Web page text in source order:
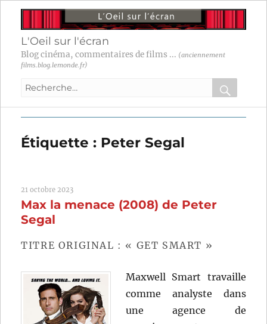
L'Oeil sur l'écran
Blog cinéma, commentaires de films ... (anciennement
films.blog.lemonde.fr)
Recherche
:
OK
Étiquette : Peter Segal
21 octobre 2023
Max la menace (2008) de Peter
Segal
TITRE ORIGINAL : « GET SMART »
Maxwell Smart travaille
comme analyste dans
une agence de